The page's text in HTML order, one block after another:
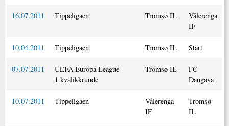
16.07.2011 Tippeligaen Tromsø IL
Vålerenga
IF
10.04.2011 Tippeligaen Tromsø IL Start
07.07.2011
UEFA Europa League
1.kvalikkrunde
Tromsø IL
FC
Daugava
10.07.2011 Tippeligaen
Vålerenga
IF
Tromsø
IL